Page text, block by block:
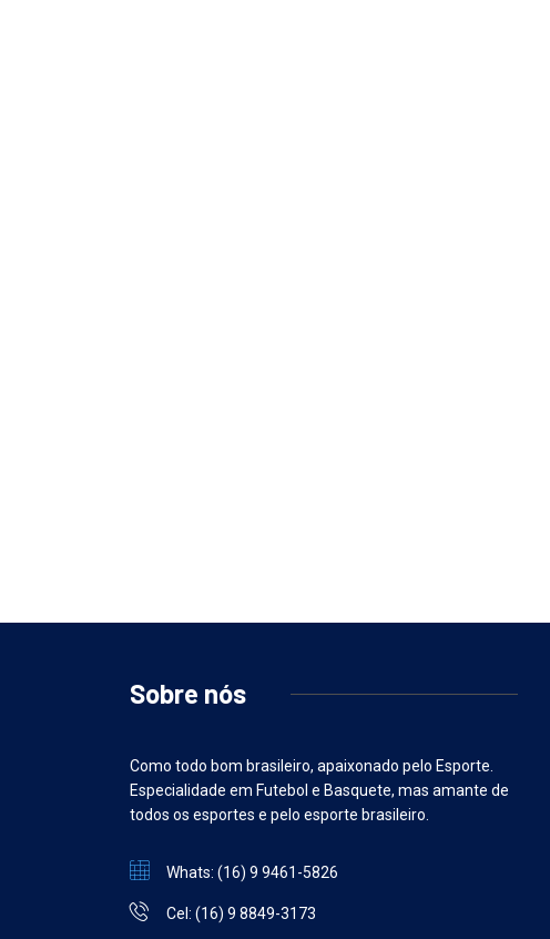
Sobre nós
Como todo bom brasileiro, apaixonado pelo Esporte.
Especialidade em Futebol e Basquete, mas amante de
todos os esportes e pelo esporte brasileiro.
Whats: (16) 9 9461-5826
Cel: (16) 9 8849-3173